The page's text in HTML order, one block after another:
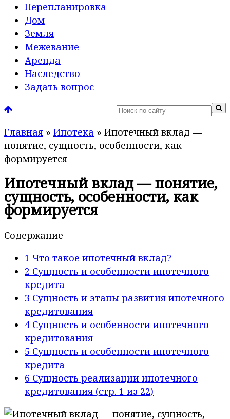
Перепланировка
Дом
Земля
Межевание
Аренда
Наследство
Задать вопрос
Главная » Ипотека » Ипотечный вклад —
понятие, сущность, особенности, как
формируется
Ипотечный вклад — понятие,
сущность, особенности, как
формируется
Содержание
1 Что такое ипотечный вклад?
2 Сущность и особенности ипотечного
кредита
3 Сущность и этапы развития ипотечного
кредитования
4Сущность и особенности ипотечного
кредитования
5 Сущность и особенности ипотечного
кредита
6 Сущность реализации ипотечного
кредитования (стр. 1 из 22)